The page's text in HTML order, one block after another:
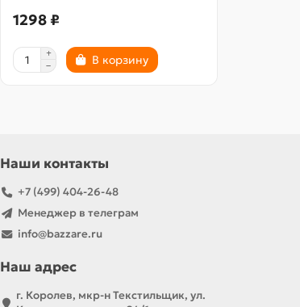
1298 ₽
В корзину
Наши контакты
+7 (499) 404-26-48
Менеджер в телеграм
info@bazzare.ru
Наш адрес
г. Королев, мкр-н Текстильщик, ул.